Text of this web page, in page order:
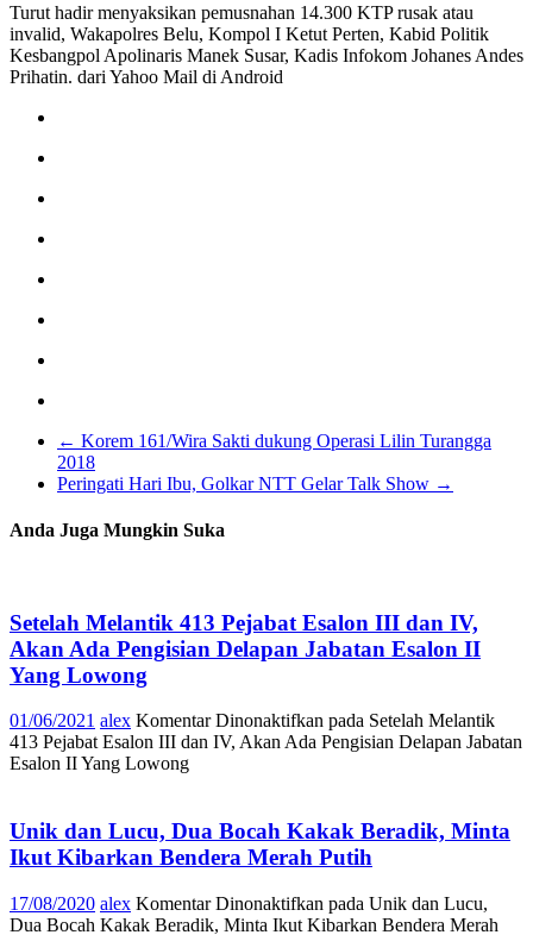
Turut hadir menyaksikan pemusnahan 14.300 KTP rusak atau
invalid, Wakapolres Belu, Kompol I Ketut Perten, Kabid Politik
Kesbangpol Apolinaris Manek Susar, Kadis Infokom Johanes Andes
Prihatin. dari Yahoo Mail di Android
← Korem 161/Wira Sakti dukung Operasi Lilin Turangga
2018
Peringati Hari Ibu, Golkar NTT Gelar Talk Show →
Anda Juga Mungkin Suka
Setelah Melantik 413 Pejabat Esalon III dan IV,
Akan Ada Pengisian Delapan Jabatan Esalon II
Yang Lowong
01/06/2021 alex Komentar Dinonaktifkan pada Setelah Melantik
413 Pejabat Esalon III dan IV, Akan Ada Pengisian Delapan Jabatan
Esalon II Yang Lowong
Unik dan Lucu, Dua Bocah Kakak Beradik, Minta
Ikut Kibarkan Bendera Merah Putih
17/08/2020 alex Komentar Dinonaktifkan pada Unik dan Lucu,
Dua Bocah Kakak Beradik, Minta Ikut Kibarkan Bendera Merah